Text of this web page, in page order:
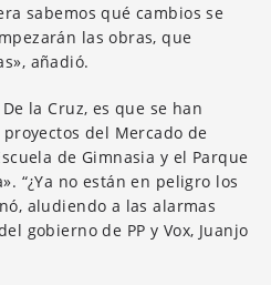
sabemos qué cambios se
las obras, que
añadió.
la Cruz, es que se han
del Mercado de
de Gimnasia y el Parque
“¿Ya no están en peligro los
aludiendo a las alarmas
gobierno de PP y Vox, Juanjo